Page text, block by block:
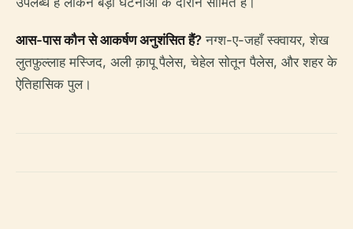
आस-पास कौन से आकर्षण अनुशंसित हैं? नग्श-ए-जहाँ स्क्वायर, शेख
लुतफ़ुल्लाह मस्जिद, अली क़ापू पैलेस, चेहेल सोतून पैलेस, और शहर के
ऐतिहासिक पुल।